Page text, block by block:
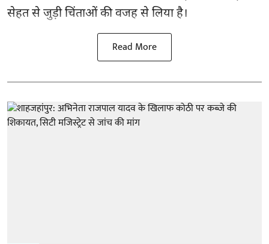
सेहत से जुड़ी चिंताओं की वजह से लिया है।
Read More